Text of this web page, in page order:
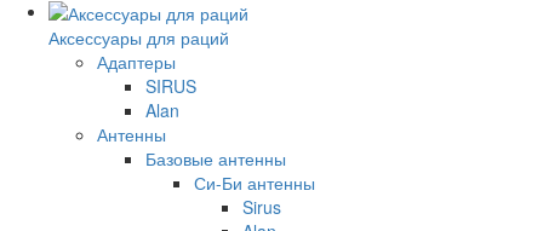
Аксессуары для раций
Адаптеры
SIRUS
Alan
Антенны
Базовые антенны
Си-Би антенны
Sirus